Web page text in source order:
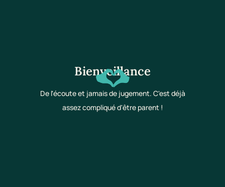
Bienveillance
De l'écoute et jamais de jugement. C'est déjà
assez compliqué d'être parent !